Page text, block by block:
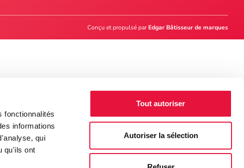
fonctionnalités
informations
qui
qu'ils ont
Tout autoriser
Autoriser la sélection
Conçu et propulsé par Edgar Bâtisseur de marques